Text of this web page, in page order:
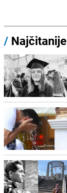
/ Najčitanije